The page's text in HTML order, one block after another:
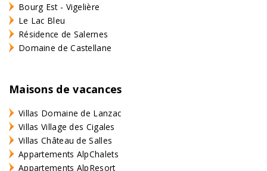
Bourg Est - Vigelière
Le Lac Bleu
Résidence de Salernes
Domaine de Castellane
Maisons de vacances
Villas Domaine de Lanzac
Villas Village des Cigales
Villas Château de Salles
Appartements AlpChalets
Appartements AlpResort